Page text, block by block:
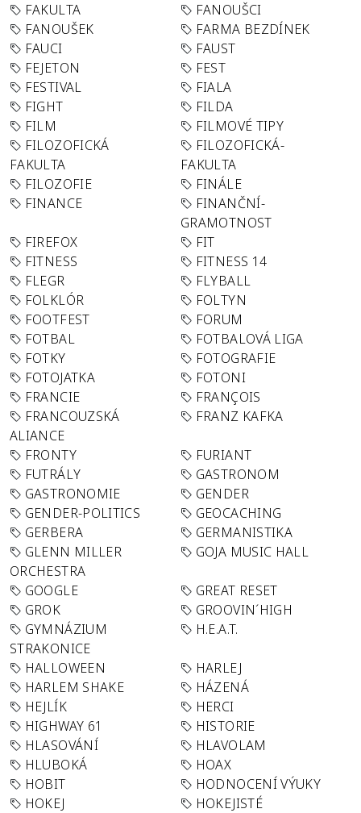
FAKULTA
FANOUŠCI
FANOUŠEK
FARMA BEZDÍNEK
FAUCI
FAUST
FEJETON
FEST
FESTIVAL
FIALA
FIGHT
FILDA
FILM
FILMOVÉ TIPY
FILOZOFICKÁ
FAKULTA
FILOZOFICKÁ-
FAKULTA
FILOZOFIE
FINÁLE
FINANCE
FINANČNÍ-
GRAMOTNOST
FIREFOX
FIT
FITNESS
FITNESS 14
FLEGR
FLYBALL
FOLKLÓR
FOLTYN
FOOTFEST
FORUM
FOTBAL
FOTBALOVÁ LIGA
FOTKY
FOTOGRAFIE
FOTOJATKA
FOTONI
FRANCIE
FRANÇOIS
FRANCOUZSKÁ
ALIANCE
FRANZ KAFKA
FRONTY
FURIANT
FUTRÁLY
GASTRONOM
GASTRONOMIE
GENDER
GENDER-POLITICS
GEOCACHING
GERBERA
GERMANISTIKA
GLENN MILLER
ORCHESTRA
GOJA MUSIC HALL
GOOGLE
GREAT RESET
GROK
GROOVIN´HIGH
GYMNÁZIUM
STRAKONICE
H.E.A.T.
HALLOWEEN
HARLEJ
HARLEM SHAKE
HÁZENÁ
HEJLÍK
HERCI
HIGHWAY 61
HISTORIE
HLASOVÁNÍ
HLAVOLAM
HLUBOKÁ
HOAX
HOBIT
HODNOCENÍ VÝUKY
HOKEJ
HOKEJISTÉ